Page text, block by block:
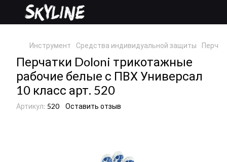
Инструмент Средства индивидуальной защиты
Перчатки Doloni трикотажные
рабочие белые с ПВХ Универсал
10 класс арт. 520
Артикул: 520 Оставить отзыв